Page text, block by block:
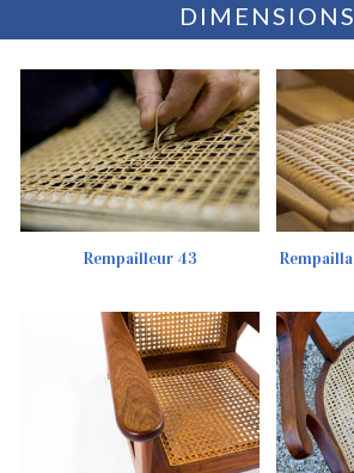
DIMENSIONS
Rempailleur 43